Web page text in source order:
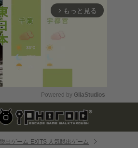
arrow_forward_ios もっと見る
Mute
Powered by GliaStudios
脱出ゲーム-EXiTS 人気脱出ゲーム